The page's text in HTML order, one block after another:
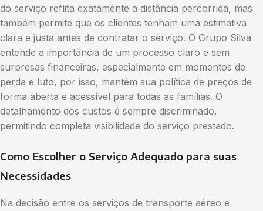
do serviço reflita exatamente a distância percorrida, mas
também permite que os clientes tenham uma estimativa
clara e justa antes de contratar o serviço. O Grupo Silva
entende a importância de um processo claro e sem
surpresas financeiras, especialmente em momentos de
perda e luto, por isso, mantém sua política de preços de
forma aberta e acessível para todas as famílias. O
detalhamento dos custos é sempre discriminado,
permitindo completa visibilidade do serviço prestado.
Como Escolher o Serviço Adequado para suas
Necessidades
Na decisão entre os serviços de transporte aéreo e